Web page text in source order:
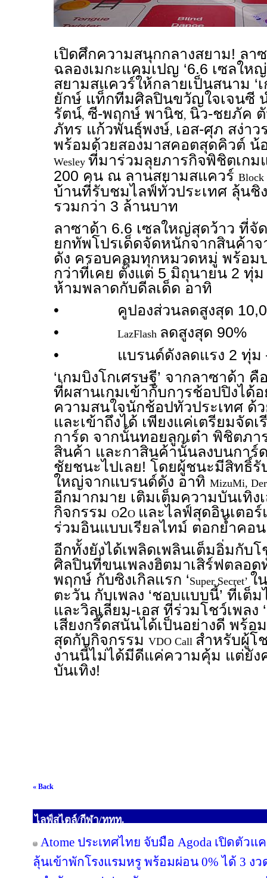
เปิดศึกความสนุกกลางสยาม! ล
ฉลองเมกะแคมเปญ ‘6.6 เซลให
สยามสแควร์ให้กลายเป็นสนาม ‘
ยักษ์ แท็กทีมศิลปินขวัญใจเจนซี
รัตน์, ซี-พฤกษ์ พานิช, นิว-ชยภัค
ภัทร แก้วพันธุ์พงษ์, เอส-ศุภ สง่า
พร้อมด้วยสองมาสคอตสุดคิวต์ น้
Wesley ที่มาร่วมลุยภารกิจพิชิตเกม
200 คน ณ ลานสยามสแควร์
บ้านที่รับชมไลฟ์ทั่วประเทศ ลุ้นชิ
รวมกว่า 3 ล้านบาท
ลาซาด้า 6.6 เซลใหญ่สุดว้าว ที่จั
ยกทัพโปรเด็ดจัดหนักจากสินค้า
ดัง ครอบคลุมทุกหมวดหมู่ พร้อ
กว่าที่เคย ตั้งแต่ 5 มิถุนายน 2 ทุ่
ห้ามพลาดกับดีลเด็ด อาทิ
• คูปองส่วนลดสูงสุด
•
LazFlash ลดสูงสุด 90%
• แบรนด์ดังลดแรง 2 ทุ่ม
‘เกมบิงโกเศรษฐี’ จากลาซาด้า
ที่ผสานเกมเข้ากับการช้อปปิงได้
ความสนใจนักช้อปทั่วประเทศ ด้
และเข้าถึงได้ เพียงแค่เตรียมจัด
การ์ด จากนั้นทอยลูกเต๋า พิชิตภา
สินค้า และกาสินค้านั้นลงบนการ์
ชัยชนะไปเลย! โดยผู้ชนะมีสิทธิ์รั
ใหญ่จากแบรนด์ดัง อาทิ MizuMi,
อีกมากมาย เติมเต็มความบันเทิง
กิจกรรม O2O และไลฟ์สุดอินเตอ
ร่วมอินแบบเรียลไทม์ ตอกย้ำคอน
อีกทั้งยังได้เพลิดเพลินเต็มอิ่มกับ
ศิลปินที่ขนเพลงฮิตมาเสิร์ฟตลอด
พฤกษ์ กับซิงเกิลแรก ‘Super Secret’ ใ
ตะวัน กับเพลง ‘ชอบแบบนี้’ ที่เต็
และวิลเลี่ยม-เอส ที่ร่วมโชว์เพลง
เสียงกรี๊ดสนั่นได้เป็นอย่างดี พร้
สุดกับกิจกรรม VDO Call สำหรับผู้โ
งานนี้ไม่ได้มีดีแค่ความคุ้ม แต่ยัง
บันเทิง!
« Back
ไลฟ์สไตล์/กีฬา/ททท.
Atome ประเทศไทย จับมือ Agoda เปิดตั
ลุ้นเข้าพักโรงแรมหรู พร้อมผ่อน 0% ได้ 3 ง